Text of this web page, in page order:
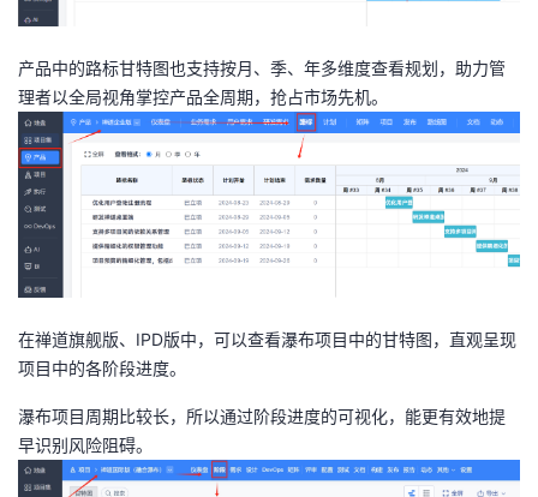
产品中的路标甘特图也支持按月、季、年多维度查看规划，助力管
理者以全局视角掌控产品全周期，抢占市场先机。
在禅道旗舰版、IPD版中，可以查看瀑布项目中的甘特图，直观呈现
项目中的各阶段进度。
瀑布项目周期比较长，所以通过阶段进度的可视化，能更有效地提
早识别风险阻碍。